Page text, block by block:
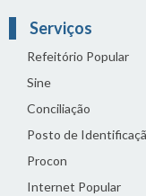
Serviços
Refeitório Popular
Sine
Conciliação
Posto de
Procon
Internet Popular